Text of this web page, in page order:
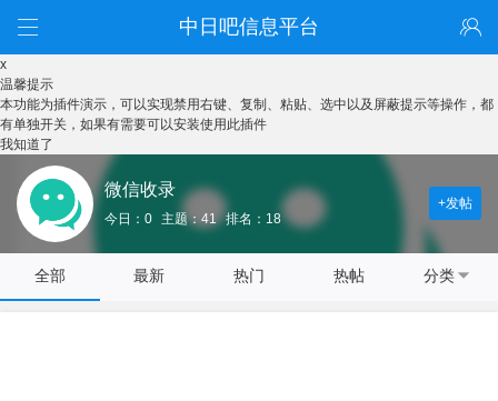
中日吧信息平台
x
温馨提示
本功能为插件演示，可以实现禁用右键、复制、粘贴、选中以及屏蔽提示等操作，都
有单独开关，如果有需要可以安装使用此插件
我知道了
微信收录
今日：0 主题：41 排名：18
+发帖
全部 最新 热门 热帖 分类